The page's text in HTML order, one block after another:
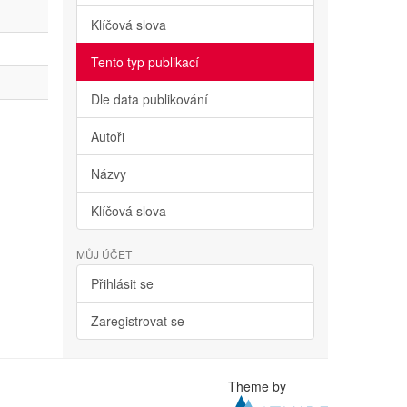
Klíčová slova
Tento typ publikací
Dle data publikování
Autoři
Názvy
Klíčová slova
MŮJ ÚČET
Přihlásit se
Zaregistrovat se
Theme by